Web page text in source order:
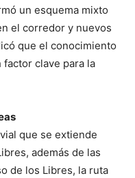
un esquema mixto
el corredor y nuevos
que el conocimiento
clave para la
que se extiende
además de las
de los Libres, la ruta